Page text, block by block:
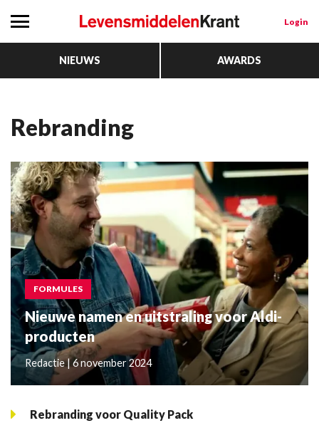
Login
NIEUWS AWARDS
Rebranding
FORMULES
Nieuwe namen en uitstraling voor Aldi-
producten
Redactie | 6 november 2024
Rebranding voor Quality Pack